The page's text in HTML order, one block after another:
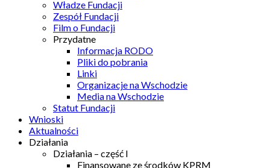
Władze Fundacji
Zespół Fundacji
Film o Fundacji
Przydatne
Informacja RODO
Pliki do pobrania
Linki
Organizacje na Wschodzie
Media na Wschodzie
Statut Fundacji
Wnioski
Aktualności
Działania
Działania – część I
Finansowane ze środków KPRM